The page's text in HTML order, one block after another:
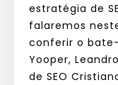
estratégia de
falaremos
conferir o
Yooper,
de SEO